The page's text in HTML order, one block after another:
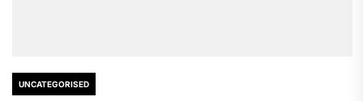
UNCATEGORISED